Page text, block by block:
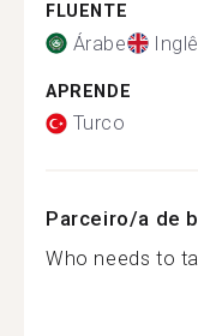
FLUENTE
Árabe
APRENDE
Turco
Parceiro/a de
Who needs to